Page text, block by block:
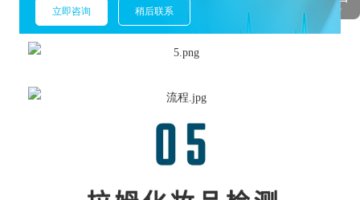
4.6 超声波清洗器，可控制温度至80℃。
立即咨询 稍后联系